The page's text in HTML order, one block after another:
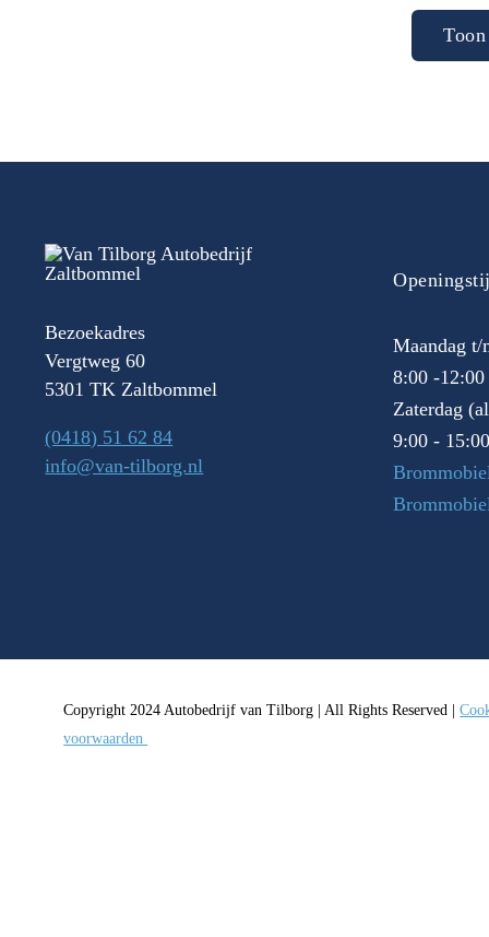
Bezoekadres
Vergtweg 60
5301 TK Zaltbommel
(0418) 51 62 84
info@van-tilborg.nl
Maandag
8:00 -
Zaterdag
9:00 -
Copyright 2024 Autobedrijf van Tilborg | All Rights Reserved |
voorwaarden